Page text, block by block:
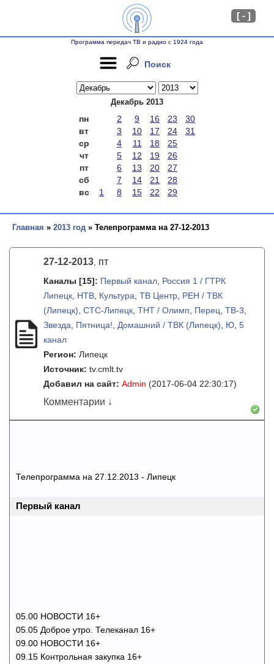
Программа передач ТВ и радио с 1924 года
Поиск
Декабрь 2013
пн 2 9 16 23
30
вт
3 10 17 24
31
ср
4 11 18
25
чт
5 12 19
26
пт
6 13 20
27
сб
7 14 21
28
вс
1 8 15 22 29
Главная » 2013 год » Телепрограмма на 27-12-2013
27-12-2013, пт
Каналы [15]: Первый канал Россия 1 / ГТРК
Липецк НТВ Культура ТВ Центр РЕН / ТВК
(Липецк) СТС-Липецк ТНТ / Олимп Перец ТВ-3
Звезда
Пятница! Домашний / ТВК (Липецк) Ю 5
канал
Регион: Липецк
Источник: tv.cmlt.tv
Добавил на сайт: Admin (2017-06-04 22:30:17)
Комментарии ↓
[ - ]
Телепрограмма на 27.12.2013 - Липецк
Первый канал
05.00 НОВОСТИ 16+
05.05 Доброе утро. Телеканал 16+
09.00 НОВОСТИ 16+
09.15 Контрольная закупка 16+